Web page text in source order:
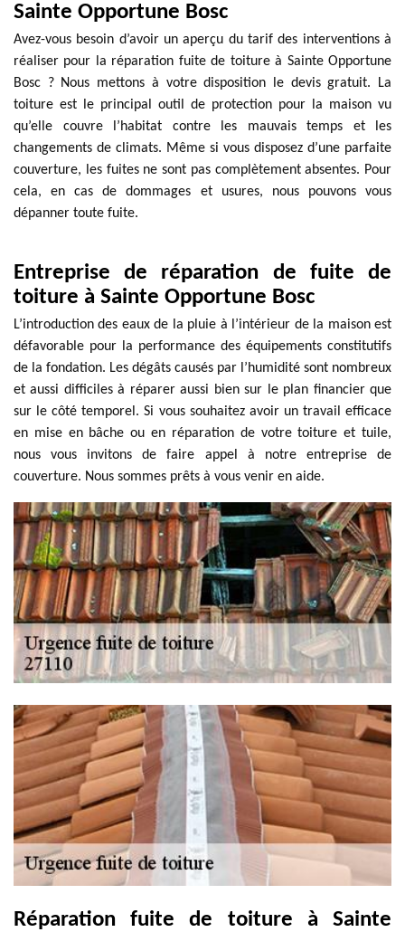
Sainte Opportune Bosc
Avez-vous besoin d’avoir un aperçu du tarif des interventions à
réaliser pour la réparation fuite de toiture à Sainte Opportune
Bosc ? Nous mettons à votre disposition le devis gratuit. La
toiture est le principal outil de protection pour la maison vu
qu’elle couvre l’habitat contre les mauvais temps et les
changements de climats. Même si vous disposez d’une parfaite
couverture, les fuites ne sont pas complètement absentes. Pour
cela, en cas de dommages et usures, nous pouvons vous
dépanner toute fuite.
Entreprise de réparation de fuite de
toiture à Sainte Opportune Bosc
L’introduction des eaux de la pluie à l’intérieur de la maison est
défavorable pour la performance des équipements constitutifs
de la fondation. Les dégâts causés par l’humidité sont nombreux
et aussi difficiles à réparer aussi bien sur le plan financier que
sur le côté temporel. Si vous souhaitez avoir un travail efficace
en mise en bâche ou en réparation de votre toiture et tuile,
nous vous invitons de faire appel à notre entreprise de
couverture. Nous sommes prêts à vous venir en aide.
Réparation fuite de toiture à Sainte